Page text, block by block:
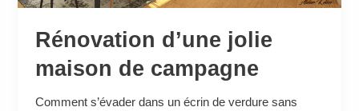
Rénovation d’une jolie
maison de campagne
Comment s’évader dans un écrin de verdure sans